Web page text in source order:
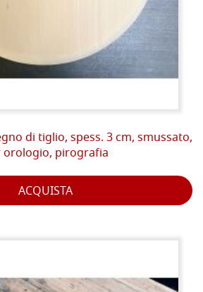
di tiglio, spess. 3 cm, smussato,
orologio, pirografia
ACQUISTA